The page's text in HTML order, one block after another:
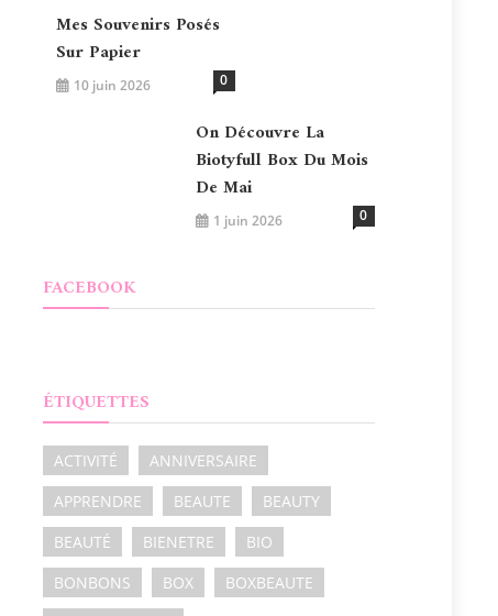
Mes Souvenirs Posés
Sur Papier
10 juin 2026 0
On Découvre La
Biotyfull Box Du Mois
De Mai
1 juin 2026 0
FACEBOOK
ÉTIQUETTES
ACTIVITÉ
ANNIVERSAIRE
APPRENDRE
BEAUTE
BEAUTY
BEAUTÉ
BIENETRE
BIO
BONBONS
BOX
BOXBEAUTE